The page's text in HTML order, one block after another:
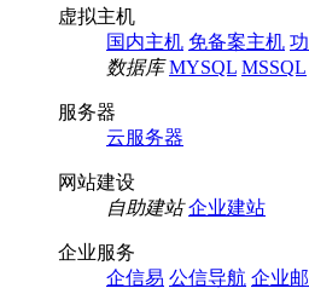
虚拟主机
国内主机 免备案主机
数据库 MYSQL MSSQL
服务器
云服务器
网站建设
自助建站 企业建站
企业服务
企信易 公信导航 企业